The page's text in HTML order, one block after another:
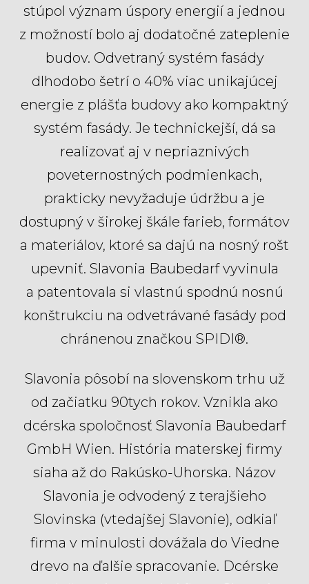
stúpol význam úspory energií a jednou
z možností bolo aj dodatočné zateplenie
budov. Odvetraný systém fasády
dlhodobo šetrí o 40% viac unikajúcej
energie z plášťa budovy ako kompaktný
systém fasády. Je technickejší, dá sa
realizovať aj v nepriaznivých
poveternostných podmienkach,
prakticky nevyžaduje údržbu a je
dostupný v širokej škále farieb, formátov
a materiálov, ktoré sa dajú na nosný rošt
upevniť. Slavonia Baubedarf vyvinula
a patentovala si vlastnú spodnú nosnú
konštrukciu na odvetrávané fasády pod
chránenou značkou SPIDI®.
Slavonia pôsobí na slovenskom trhu už
od začiatku 90tych rokov. Vznikla ako
dcérska spoločnosť Slavonia Baubedarf
GmbH Wien. História materskej firmy
siaha až do Rakúsko-Uhorska. Názov
Slavonia je odvodený z terajšieho
Slovinska (vtedajšej Slavonie), odkiaľ
firma v minulosti dovážala do Viedne
drevo na ďalšie spracovanie. Dcérske